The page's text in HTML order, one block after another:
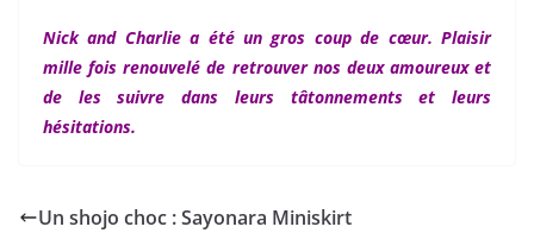
Nick and Charlie a été un gros coup de cœur. Plaisir
mille fois renouvelé de retrouver nos deux amoureux et
de les suivre dans leurs tâtonnements et leurs
hésitations.
Un shojo choc : Sayonara Miniskirt